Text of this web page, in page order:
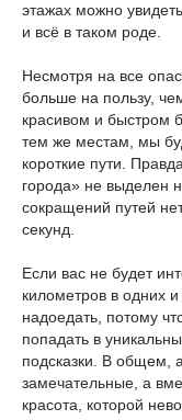
этажах можно
и всё в таком роде.
Несмотря на все
больше на пользу,
красивом и быстром
тем же местам, мы
короткие пути.
города» не выделен
сокращений путей
секунд.
Если вас не будет
километров в одних
надоедать, потому
попадать в
подсказки. В общем,
замечательные, а
красота, которой